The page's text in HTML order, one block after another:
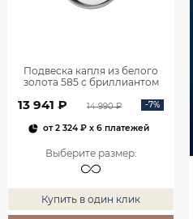
Подвеска капля из белого
золота 585 с бриллиантом
13 941 ₽ 14 990 ₽ -7%
от2 324 ₽x 6 платежей
Выберите размер:
Купить в один клик